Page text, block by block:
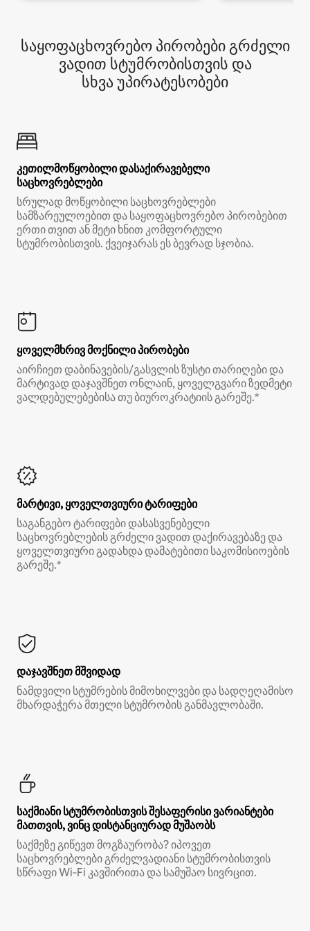
საყოფაცხოვრებო პირობები გრძელი
ვადით სტუმრობისთვის და
სხვა უპირატესობები
კეთილმოწყობილი დასაქირავებელი
საცხოვრებლები
სრულად მოწყობილი საცხოვრებლები
სამზარეულოებით და საყოფაცხოვრებო პირობებით
ერთი თვით ან მეტი ხნით კომფორტული
სტუმრობისთვის. ქვეიჯარას ეს ბევრად სჯობია.
ყოველმხრივ მოქნილი პირობები
აირჩიეთ დაბინავების/გასვლის ზუსტი თარიღები და
მარტივად დაჯავშნეთ ონლაინ, ყოველგვარი ზედმეტი
ვალდებულებებისა თუ ბიუროკრატიის გარეშე.*
მარტივი, ყოველთვიური ტარიფები
საგანგებო ტარიფები დასასვენებელი
საცხოვრებლების გრძელი ვადით დაქირავებაზე და
ყოველთვიური გადახდა დამატებითი საკომისიოების
გარეშე.*
დაჯავშნეთ მშვიდად
ნამდვილი სტუმრების მიმოხილვები და სადღეღამისო
მხარდაჭერა მთელი სტუმრობის განმავლობაში.
საქმიანი სტუმრობისთვის შესაფერისი ვარიანტები
მათთვის, ვინც დისტანციურად მუშაობს
საქმეზე გიწევთ მოგზაურობა? იპოვეთ
საცხოვრებლები გრძელვადიანი სტუმრობისთვის
სწრაფი Wi‑Fi კავშირითა და სამუშაო სივრცით.